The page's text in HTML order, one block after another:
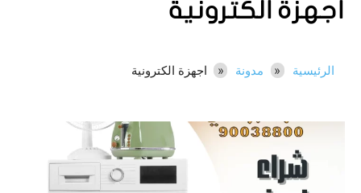
اجهزة الكترونية
الرئيسية مدونة اجهزة الكترونية